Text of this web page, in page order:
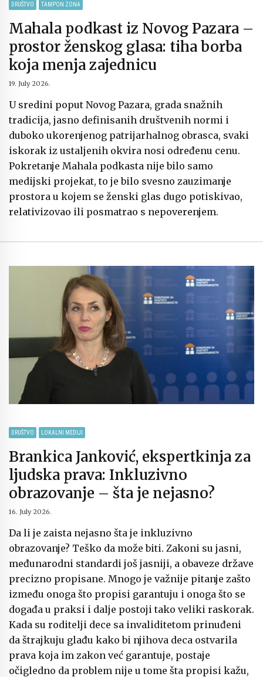
DRUŠTVO TAMPON ZONA
Mahala podkast iz Novog Pazara –
prostor ženskog glasa: tiha borba
koja menja zajednicu
19. July 2026.
U sredini poput Novog Pazara, grada snažnih
tradicija, jasno definisanih društvenih normi i
duboko ukorenjenog patrijarhalnog obrasca, svaki
iskorak iz ustaljenih okvira nosi određenu cenu.
Pokretanje Mahala podkasta nije bilo samo
medijski projekat, to je bilo svesno zauzimanje
prostora u kojem se ženski glas dugo potiskivao,
relativizovao ili posmatrao s nepoverenjem.
DRUŠTVO LOKALNI MEDIJI
Brankica Janković, ekspertkinja za
ljudska prava: Inkluzivno
obrazovanje – šta je nejasno?
16. July 2026.
Da li je zaista nejasno šta je inkluzivno
obrazovanje? Teško da može biti. Zakoni su jasni,
međunarodni standardi još jasniji, a obaveze države
precizno propisane. Mnogo je važnije pitanje zašto
između onoga što propisi garantuju i onoga što se
događa u praksi i dalje postoji tako veliki raskorak.
Kada su roditelji dece sa invaliditetom prinuđeni
da štrajkuju glađu kako bi njihova deca ostvarila
prava koja im zakon već garantuje, postaje
očigledno da problem nije u tome šta propisi kažu,